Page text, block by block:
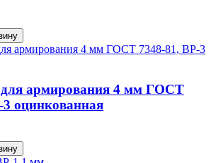
армирования 4 мм ГОСТ
оцинкованная